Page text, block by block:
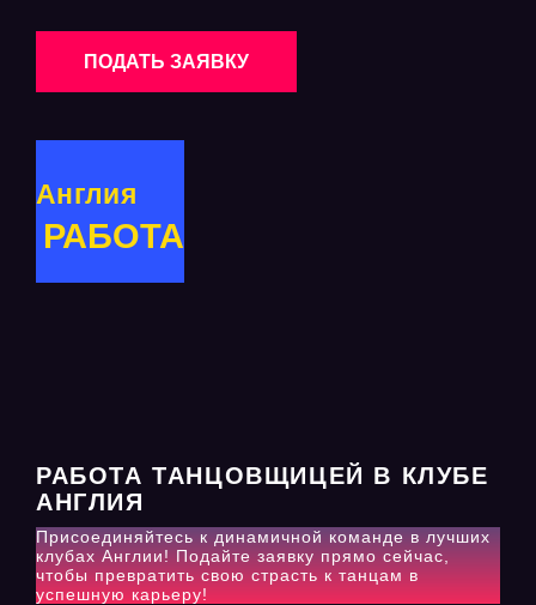
ПОДАТЬ ЗАЯВКУ
Англия
РАБОТА
РАБОТА ТАНЦОВЩИЦЕЙ В КЛУБЕ
АНГЛИЯ
Присоединяйтесь к динамичной команде в лучших
клубах Англии! Подайте заявку прямо сейчас,
чтобы превратить свою страсть к танцам в
успешную карьеру!